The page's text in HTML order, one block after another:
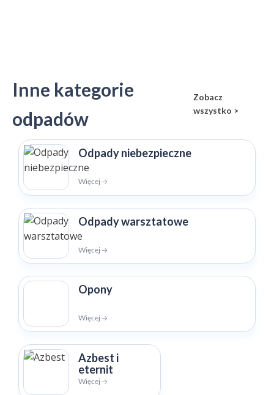
Inne kategorie
odpadów
Zobacz
wszystko >
Odpady niebezpieczne
Więcej 🡢
Odpady warsztatowe
Więcej 🡢
Opony
Więcej 🡢
Azbest i
eternit
Więcej 🡢